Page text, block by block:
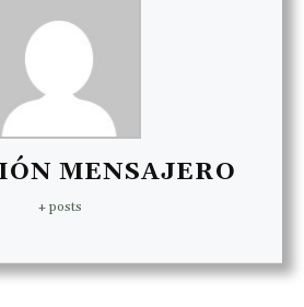
MENSAJERO
+ posts